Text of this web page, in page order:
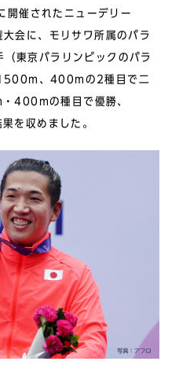
催されたニューデリー
会に、モリサワ所属のパラ
東京パラリンピックのパラ
、400mの2種目で二
400mの種目で優勝、
を収めました。